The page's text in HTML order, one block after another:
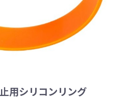
用シリコンリング